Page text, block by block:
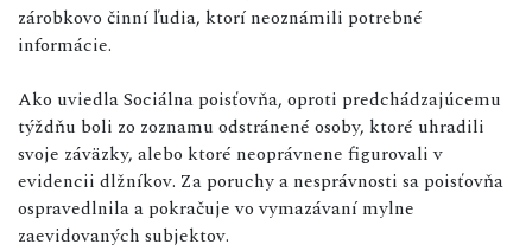
zárobkovo činní ľudia, ktorí neoznámili potrebné
informácie.
Ako uviedla Sociálna poisťovňa, oproti predchádzajúcemu
týždňu boli zo zoznamu odstránené osoby, ktoré uhradili
svoje záväzky, alebo ktoré neoprávnene figurovali v
evidencii dlžníkov. Za poruchy a nesprávnosti sa poisťovňa
ospravedlnila a pokračuje vo vymazávaní mylne
zaevidovaných subjektov.